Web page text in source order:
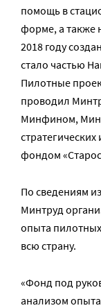
помощь в
форме, а также
2018 году
стало частью
Пилотные
проводил
Минфином,
фондом
По сведениям
Минтруд
опыта
всю страну.
«Фонд под
анализом